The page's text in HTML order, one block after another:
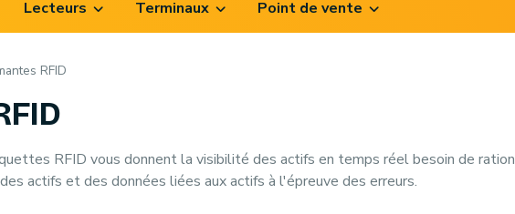
Lecteurs Terminaux Point de vente
RFID
RFID vous donnent la visibilité des actifs en temps réel besoin de
actifs et des données liées aux actifs à l'épreuve des erreurs.